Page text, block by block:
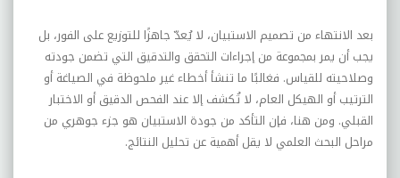
بعد الانتهاء من تصميم الاستبيان، لا يُعدّ جاهزًا للتوزيع على الفور، بل
يجب أن يمر بمجموعة من إجراءات التحقق والتدقيق التي تضمن جودته
وصلاحيته للقياس. فغالبًا ما تنشأ أخطاء غير ملحوظة في الصياغة أو
الترتيب أو الهيكل العام، لا تُكشف إلا عند الفحص الدقيق أو الاختبار
القبلي. ومن هنا، فإن التأكد من جودة الاستبيان هو جزء جوهري من
مراحل البحث العلمي لا يقل أهمية عن تحليل النتائج.